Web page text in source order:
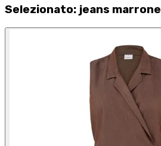
Selezionato: jeans marrone